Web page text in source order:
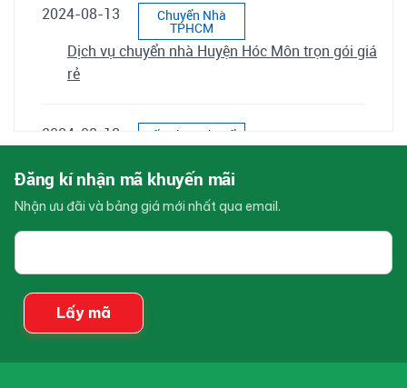
2024-08-13 Chuyển Nhà
TPHCM
Dịch vụ chuyển nhà Huyện Hóc Môn trọn gói giá
rẻ
2024-08-13 Kiến Thức Chuyển
Nhà
Dịch vụ chuyển nhà Huyện Bình Chánh trọn gói
giá rẻ
Dịch vụ chuyển nhà Huyện Củ Chi trọn gói giá rẻ
Nhà
Đăng kí nhận mã khuyến mãi
Nhận ưu đãi và bảng giá mới nhất qua email.
Email
bạn
Lấy mã